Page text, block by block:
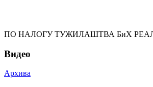
ПО НАЛОГУ ТУЖИЛАШТВА БиХ
Видео
Архива